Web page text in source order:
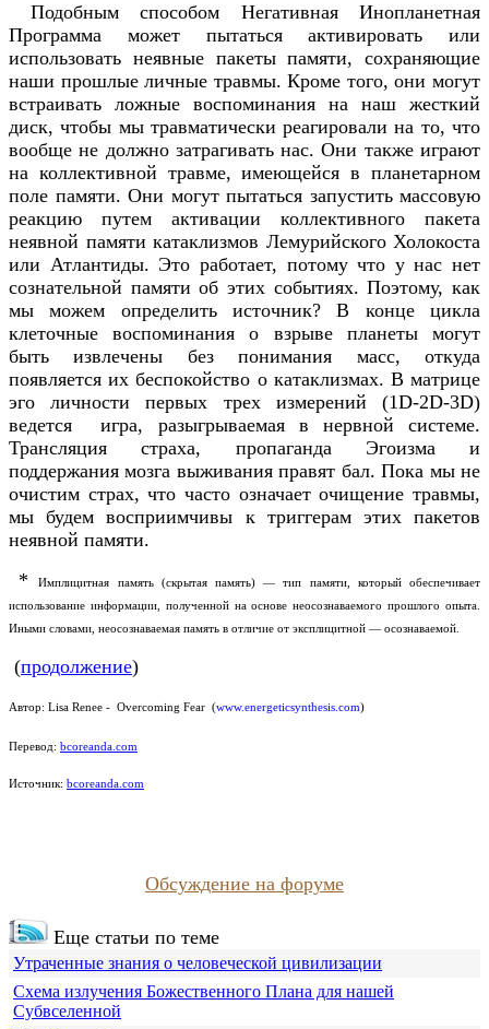
Подобным способом Негативная Инопланетная
Программа может пытаться активировать или
использовать неявные пакеты памяти, сохраняющие
наши прошлые личные травмы. Кроме того, они могут
встраивать ложные воспоминания на наш жесткий
диск, чтобы мы травматически реагировали на то, что
вообще не должно затрагивать нас. Они также играют
на коллективной травме, имеющейся в планетарном
поле памяти. Они могут пытаться запустить массовую
реакцию путем активации коллективного пакета
неявной памяти катаклизмов Лемурийского Холокоста
или Атлантиды. Это работает, потому что у нас нет
сознательной памяти об этих событиях. Поэтому, как
мы можем определить источник? В конце цикла
клеточные воспоминания о взрыве планеты могут
быть извлечены без понимания масс, откуда
появляется их беспокойство о катаклизмах. В матрице
эго личности первых трех измерений (1D-2D-3D)
ведется игра, разыгрываемая в нервной системе.
Трансляция страха, пропаганда Эгоизма и
поддержания мозга выживания правят бал. Пока мы не
очистим страх, что часто означает очищение травмы,
мы будем восприимчивы к триггерам этих пакетов
неявной памяти.
*Имплицитная память (скрытая память) — тип памяти, который обеспечивает
использование информации, полученной на основе неосознаваемого прошлого опыта.
Иными словами, неосознаваемая память в отличие от эксплицитной — осознаваемой.
(продолжение)
Автор: Lisa Renee - Overcoming Fear (www.energeticsynthesis.com)
Перевод: bcoreanda.com
Источник: bcoreanda.com
Обсуждение на форуме
Еще статьи по теме
Утраченные знания о человеческой цивилизации
Схема излучения Божественного Плана для нашей
Субвселенной